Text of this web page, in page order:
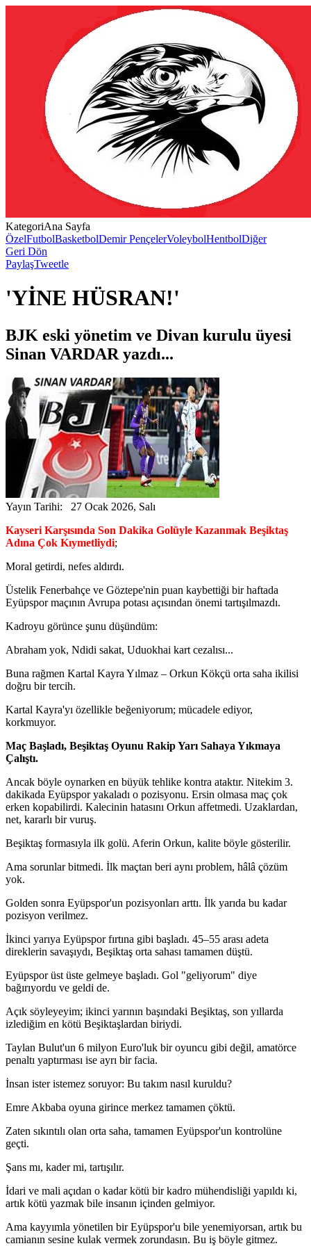
KategoriAna Sayfa
ÖzelFutbolBasketbolDemir PençelerVoleybolHentbolDiğer
Geri Dön
PaylaşTweetle
'YİNE HÜSRAN!'
BJK eski yönetim ve Divan kurulu üyesi
Sinan VARDAR yazdı...
Yayın Tarihi: 27 Ocak 2026, Salı
Kayseri Karşısında Son Dakika Golüyle Kazanmak Beşiktaş
Adına Çok Kıymetliydi;
Moral getirdi, nefes aldırdı.
Üstelik Fenerbahçe ve Göztepe'nin puan kaybettiği bir haftada
Eyüpspor maçının Avrupa potası açısından önemi tartışılmazdı.
Kadroyu görünce şunu düşündüm:
Abraham yok, Ndidi sakat, Uduokhai kart cezalısı...
Buna rağmen Kartal Kayra Yılmaz – Orkun Kökçü orta saha ikilisi
doğru bir tercih.
Kartal Kayra'yı özellikle beğeniyorum; mücadele ediyor,
korkmuyor.
Maç Başladı, Beşiktaş Oyunu Rakip Yarı Sahaya Yıkmaya
Çalıştı.
Ancak böyle oynarken en büyük tehlike kontra ataktır. Nitekim 3.
dakikada Eyüpspor yakaladı o pozisyonu. Ersin olmasa maç çok
erken kopabilirdi. Kalecinin hatasını Orkun affetmedi. Uzaklardan,
net, kararlı bir vuruş.
Beşiktaş formasıyla ilk golü. Aferin Orkun, kalite böyle gösterilir.
Ama sorunlar bitmedi. İlk maçtan beri aynı problem, hâlâ çözüm
yok.
Golden sonra Eyüpspor'un pozisyonları arttı. İlk yarıda bu kadar
pozisyon verilmez.
İkinci yarıya Eyüpspor fırtına gibi başladı. 45–55 arası adeta
direklerin savaşıydı, Beşiktaş orta sahası tamamen düştü.
Eyüpspor üst üste gelmeye başladı. Gol "geliyorum" diye
bağırıyordu ve geldi de.
Açık söyleyeyim; ikinci yarının başındaki Beşiktaş, son yıllarda
izlediğim en kötü Beşiktaşlardan biriydi.
Taylan Bulut'un 6 milyon Euro'luk bir oyuncu gibi değil, amatörce
penaltı yaptırması ise ayrı bir facia.
İnsan ister istemez soruyor: Bu takım nasıl kuruldu?
Emre Akbaba oyuna girince merkez tamamen çöktü.
Zaten sıkıntılı olan orta saha, tamamen Eyüpspor'un kontrolüne
geçti.
Şans mı, kader mi, tartışılır.
İdari ve mali açıdan o kadar kötü bir kadro mühendisliği yapıldı ki,
artık kötü yazmak bile insanın içinden gelmiyor.
Ama kayyımla yönetilen bir Eyüpspor'u bile yenemiyorsan, artık bu
camianın sesine kulak vermek zorundasın. Bu iş böyle gitmez.